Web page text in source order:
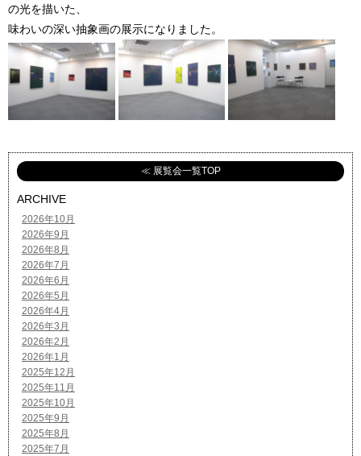
の光を描いた、
味わいの深い抽象画の展示になりました。
≪ 展覧会一覧TOP
ARCHIVE
2026年10月
2026年9月
2026年8月
2026年7月
2026年6月
2026年5月
2026年4月
2026年3月
2026年2月
2026年1月
2025年12月
2025年11月
2025年10月
2025年9月
2025年8月
2025年7月